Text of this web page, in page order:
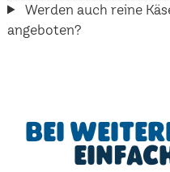
Werden auch reine
angeboten?
Bei